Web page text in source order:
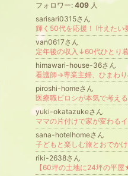
フォロワー: 409 人
sarisari0315さん
van0617さん
himawari-house-36さん
piroshi-homeさん
yuki-okatazukeさん
sana-hotelhomeさん
子どもと楽しむ旅とおでかけ
riki-2638さん